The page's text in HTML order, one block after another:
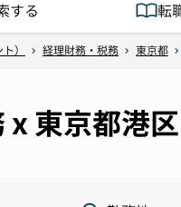
する 転
） 経理財務・税務 東京都
x 東京都港